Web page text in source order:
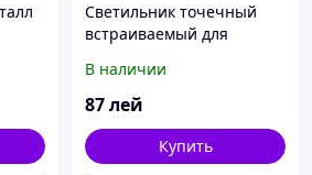
Светильник точечный
встраиваемый для
FERON с кристаллом
MMD-333143
В наличии
87лей
Купить